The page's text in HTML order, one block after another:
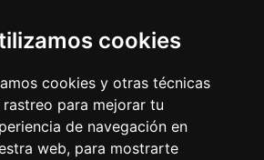
cookies
cookies y otras técnicas
rastreo para mejorar tu
de navegación en
web, para mostrarte
Condiciones de uso
Ley de Viajes Combinados